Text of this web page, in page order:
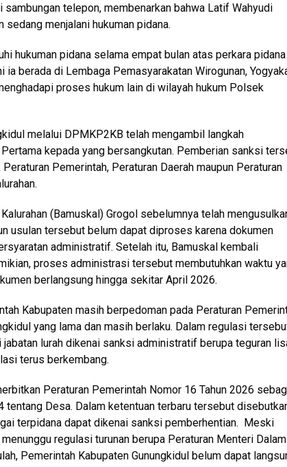
telepon, membenarkan bahwa Latif Wahyudi
menjalani hukuman pidana.
hukuman pidana selama empat bulan atas perkara pidana
berada di Lembaga Pemasyarakatan Wirogunan,
proses hukum lain di wilayah hukum Polsek
melalui DPMKP2KB telah mengambil langkah
kepada yang bersangkutan. Pemberian sanksi
Pemerintah, Peraturan Daerah maupun Peraturan
(Bamuskal) Grogol sebelumnya telah
usulan tersebut belum dapat diproses karena dokumen
administratif. Setelah itu, Bamuskal kembali
proses administrasi tersebut membutuhkan waktu
berlangsung hingga sekitar April 2026.
Kabupaten masih berpedoman pada Peraturan
yang lama dan masih berlaku. Dalam regulasi
lurah dikenai sanksi administratif berupa teguran
terus berkembang.
Peraturan Pemerintah Nomor 16 Tahun 2026
tentang Desa. Dalam ketentuan terbaru tersebut
terpidana dapat dikenai sanksi pemberhentian. Meski
regulasi turunan berupa Peraturan Menteri Dalam
Pemerintah Kabupaten Gunungkidul belum dapat